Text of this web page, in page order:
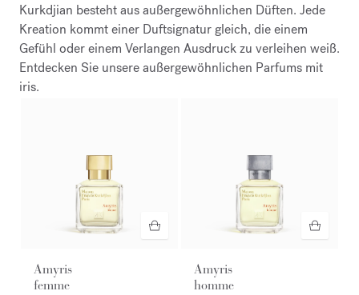
Kurkdjian besteht aus außergewöhnlichen Düften. Jede
Kreation kommt einer Duftsignatur gleich, die einem
Gefühl oder einem Verlangen Ausdruck zu verleihen weiß.
Entdecken Sie unsere außergewöhnlichen Parfums mit
iris.
Amyris
femme
Amyris
homme